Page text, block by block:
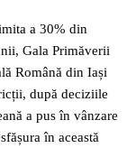
a 30% din
Gala Primăverii
Română din Iași
după deciziile
a pus în vânzare
în această